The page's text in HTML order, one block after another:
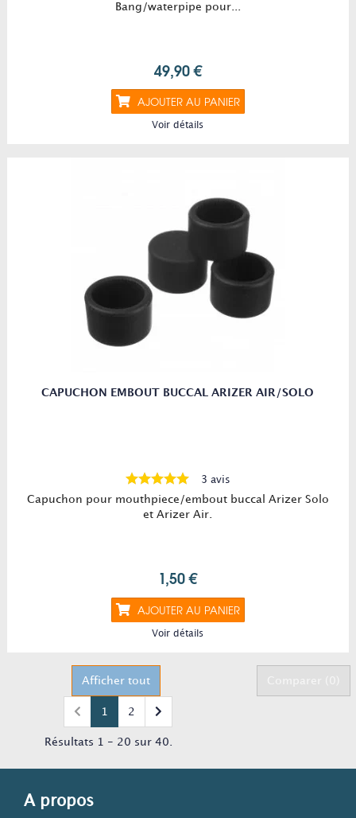
Bang/waterpipe pour...
49,90 €
AJOUTER AU PANIER
Voir détails
CAPUCHON EMBOUT BUCCAL ARIZER AIR/SOLO
3 avis
Capuchon pour mouthpiece/embout buccal Arizer Solo
et Arizer Air.
1,50 €
AJOUTER AU PANIER
Voir détails
Afficher tout
1 2
Résultats 1 - 20 sur 40.
A propos